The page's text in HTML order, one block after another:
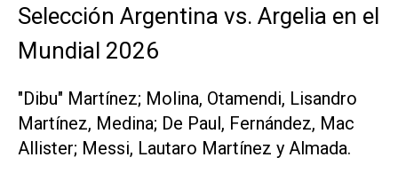
Selección Argentina vs. Argelia en el
Mundial 2026
"Dibu" Martínez; Molina, Otamendi, Lisandro
Martínez, Medina; De Paul, Fernández, Mac
Allister; Messi, Lautaro Martínez y Almada.